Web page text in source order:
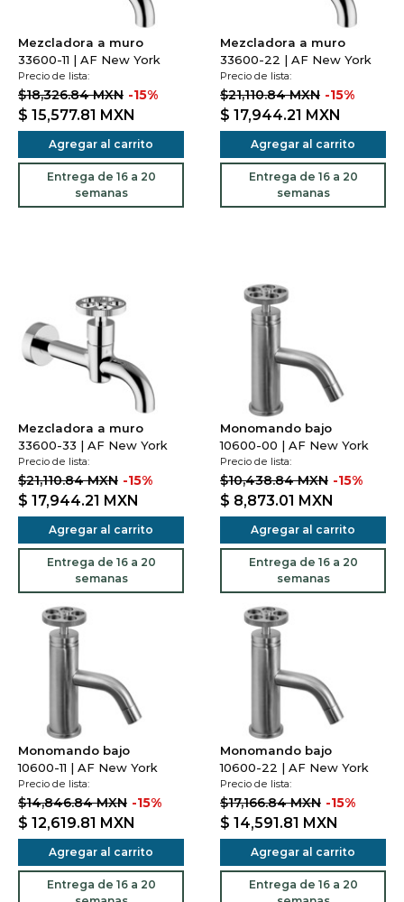
Mezcladora a muro
33600-11 | AF New York
Precio de lista:
$18,326.84 MXN -15%
$ 15,577.81 MXN
Agregar al carrito
Entrega de 16 a 20
semanas
Mezcladora a muro
33600-22 | AF New York
Precio de lista:
$21,110.84 MXN -15%
$ 17,944.21 MXN
Agregar al carrito
Entrega de 16 a 20
semanas
Mezcladora a muro
33600-33 | AF New York
Precio de lista:
$21,110.84 MXN -15%
$ 17,944.21 MXN
Agregar al carrito
Entrega de 16 a 20
semanas
Monomando bajo
10600-00 | AF New York
Precio de lista:
$10,438.84 MXN -15%
$ 8,873.01 MXN
Agregar al carrito
Entrega de 16 a 20
semanas
Monomando bajo
10600-11 | AF New York
Precio de lista:
$14,846.84 MXN -15%
$ 12,619.81 MXN
Agregar al carrito
Entrega de 16 a 20
Monomando bajo
10600-22 | AF New York
Precio de lista:
$17,166.84 MXN -15%
$ 14,591.81 MXN
Agregar al carrito
Entrega de 16 a 20